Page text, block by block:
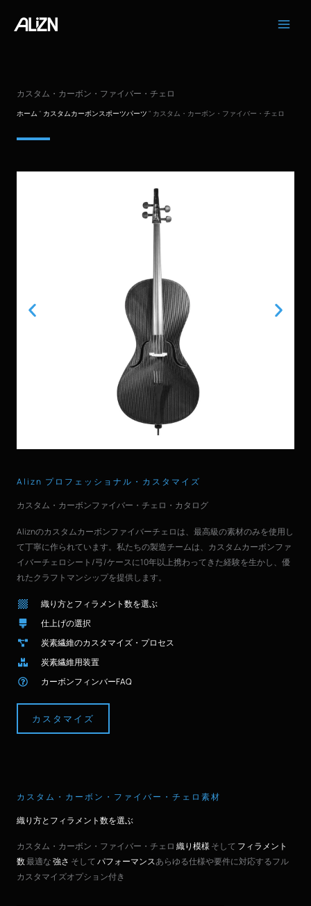
カスタム・カーボン・ファイバー・チェロ
ホーム " カスタムカーボンスポーツパーツ " カスタム・カーボン・ファイバー・チェロ
Alizn プロフェッショナル・カスタマイズ
カスタム・カーボンファイバー・チェロ・カタログ
Aliznのカスタムカーボンファイバーチェロは、最高級の素材のみを使用し
て丁寧に作られています。私たちの製造チームは、カスタムカーボンファ
イバーチェロシート/弓/ケースに10年以上携わってきた経験を生かし、優
れたクラフトマンシップを提供します。
織り方とフィラメント数を選ぶ
仕上げの選択
炭素繊維のカスタマイズ・プロセス
炭素繊維用装置
カーボンフィンバーFAQ
カスタマイズ
カスタム・カーボン・ファイバー・チェロ素材
織り方とフィラメント数を選ぶ
カスタム・カーボン・ファイバー・チェロ 織り模様そして フィラメント
数最適な強さ そしてパフォーマンスあらゆる仕様や要件に対応するフル
カスタマイズオプション付き